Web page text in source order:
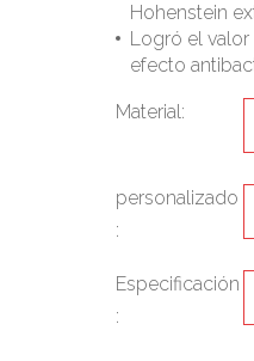
Hohenstein
Logró el
efecto
Material:
personalizado
:
Especificación
: